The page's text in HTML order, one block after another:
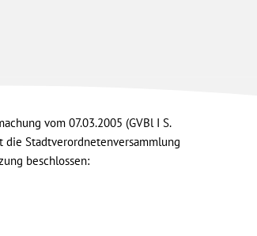
vom 07.03.2005 (GVBl I S.
die Stadtverordnetenversammlung
beschlossen: